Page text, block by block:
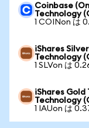
Coinbase
Technology
1 COINon は
iShares
Technology
1 SLVon は
iShares Gold
Technology
1 IAUon は